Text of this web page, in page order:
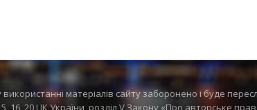
матеріалів сайту заборонено і буде
16, 20 ЦК України, розділ V Закону «Про авторське